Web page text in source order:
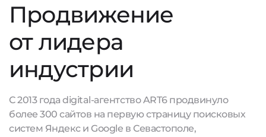
Продвижение
от лидера
индустрии
С 2013 года digital-агентство ART6 продвинуло
более 300 сайтов на первую страницу поисковых
систем Яндекс и Google в Севастополе,